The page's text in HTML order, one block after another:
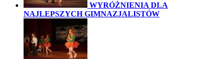
WYRÓŻNIENIA DLA
NAJLEPSZYCH GIMNAZJALISTÓW